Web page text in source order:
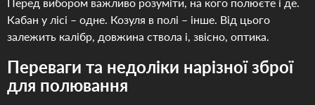
Кабан у лісі – одне. Козуля в полі – інше. Від цього
залежить калібр, довжина ствола і, звісно, ​​оптика.
Переваги та недоліки нарізної зброї
для полювання